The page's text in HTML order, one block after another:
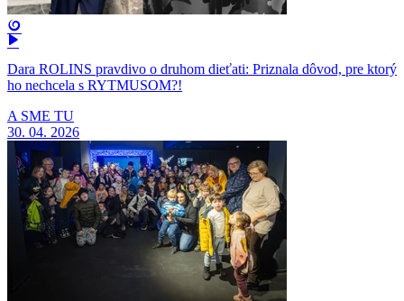
Dara ROLINS pravdivo o druhom dieťati: Priznala dôvod, pre ktorý
ho nechcela s RYTMUSOM?!
A SME TU
30. 04. 2026